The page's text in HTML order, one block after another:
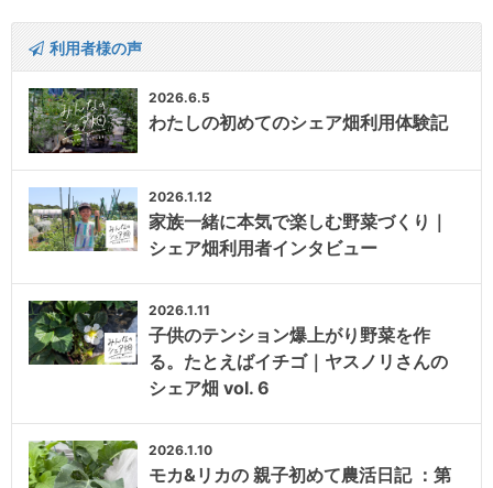
利用者様の声
2026.6.5
わたしの初めてのシェア畑利用体験記
2026.1.12
家族一緒に本気で楽しむ野菜づくり｜
シェア畑利用者インタビュー
2026.1.11
子供のテンション爆上がり野菜を作
る。たとえばイチゴ｜ヤスノリさんの
シェア畑 vol. 6
2026.1.10
モカ&リカの 親子初めて農活日記 ：第